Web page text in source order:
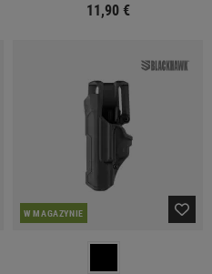
11,90 €
W MAGAZYNIE